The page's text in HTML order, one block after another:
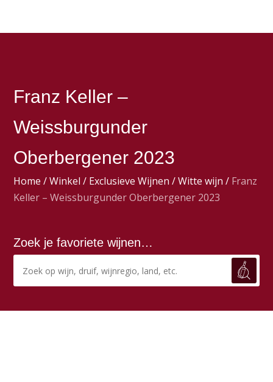
Franz Keller –
Weissburgunder
Oberbergener 2023
Home /Winkel / Exclusieve Wijnen /Witte wijn / Franz
Keller – Weissburgunder Oberbergener 2023
Zoek je favoriete wijnen…